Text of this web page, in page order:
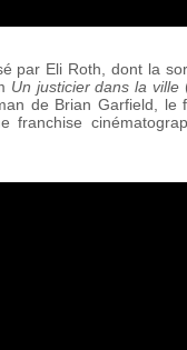
par Eli Roth, dont la
Un justicier dans la ville
de Brian Garfield, le
franchise